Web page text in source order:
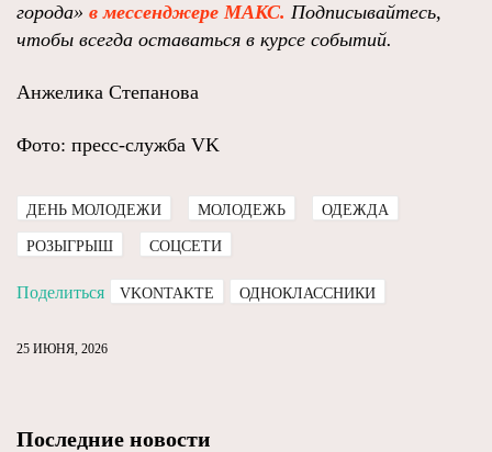
города» в мессенджере МАКС. Подписывайтесь,
чтобы всегда оставаться в курсе событий.
Анжелика Степанова
Фото: пресс-служба VK
ДЕНЬ МОЛОДЕЖИ МОЛОДЕЖЬ ОДЕЖДА
РОЗЫГРЫШ СОЦСЕТИ
Поделиться VKONTAKTE ОДНОКЛАССНИКИ
25 ИЮНЯ, 2026
Последние новости